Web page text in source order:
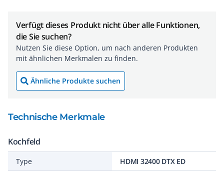
Verfügt dieses Produkt nicht über alle Funktionen,
die Sie suchen?
Nutzen Sie diese Option, um nach anderen Produkten
mit ähnlichen Merkmalen zu finden.
Ähnliche Produkte suchen
Technische Merkmale
Kochfeld
Type
HDMI 32400 DTX ED